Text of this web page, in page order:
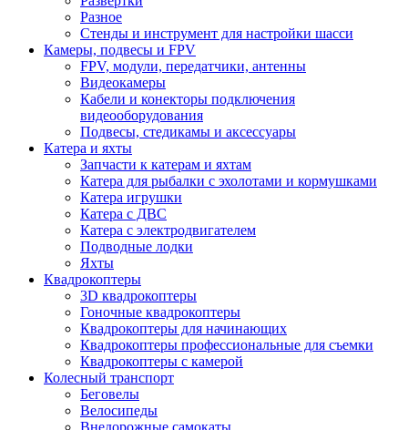
Разное
Стенды и инструмент для настройки шасси
Камеры, подвесы и FPV
FPV, модули, передатчики, антенны
Видеокамеры
Кабели и конекторы подключения
видеооборудования
Подвесы, стедикамы и аксессуары
Катера и яхты
Запчасти к катерам и яхтам
Катера для рыбалки с эхолотами и кормушками
Катера игрушки
Катера с ДВС
Катера с электродвигателем
Подводные лодки
Яхты
Квадрокоптеры
3D квадрокоптеры
Гоночные квадрокоптеры
Квадрокоптеры для начинающих
Квадрокоптеры профессиональные для съемки
Квадрокоптеры с камерой
Колесный транспорт
Беговелы
Велосипеды
Внедорожные самокаты